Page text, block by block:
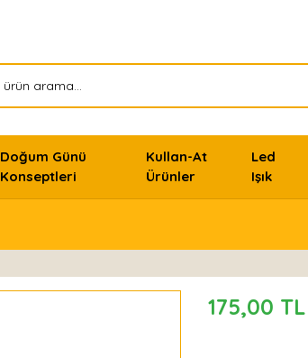
Doğum Günü
Konseptleri
Kullan-At
Ürünler
Led
Işık
175,00 TL